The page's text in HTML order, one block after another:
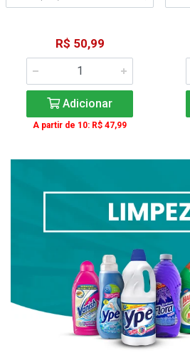
R$ 50,99
Adicionar
A partir de 10: R$ 47,99